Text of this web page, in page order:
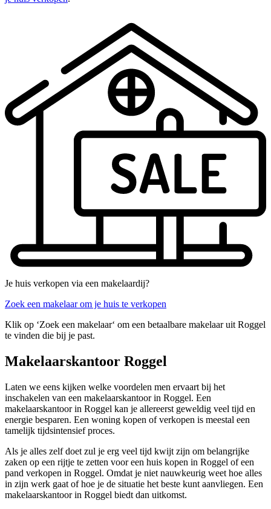
Je huis verkopen via een makelaardij?
Zoek een makelaar om je huis te verkopen
Klik op ‘Zoek een makelaar‘ om een betaalbare makelaar uit Roggel
te vinden die bij je past.
Makelaarskantoor Roggel
Laten we eens kijken welke voordelen men ervaart bij het
inschakelen van een makelaarskantoor in Roggel. Een
makelaarskantoor in Roggel kan je allereerst geweldig veel tijd en
energie besparen. Een woning kopen of verkopen is meestal een
tamelijk tijdsintensief proces.
Als je alles zelf doet zul je erg veel tijd kwijt zijn om belangrijke
zaken op een rijtje te zetten voor een huis kopen in Roggel of een
pand verkopen in Roggel. Omdat je niet nauwkeurig weet hoe alles
in zijn werk gaat of hoe je de situatie het beste kunt aanvliegen. Een
makelaarskantoor in Roggel biedt dan uitkomst.